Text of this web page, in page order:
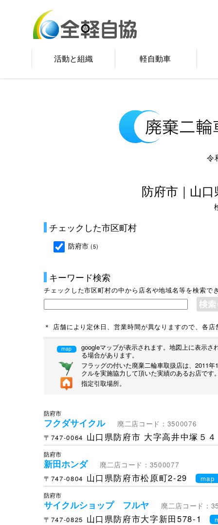
活動と組織 軽自動車
令
防府市｜山
チェックした市区町村
防府市 (5)
キーワード検索
チェックした市区町村の中から店名や地域名等を検索で
＊ 店舗により定休日、営業時間が異なりますので、各
map
googleマップが表示されます。地図上に表示
る場合があります。
フラッグの付いた廃棄二輪車取扱店は、2011
クルを実施協力して頂いた実績のあるお店です
指定引取場所。
防府市
フクダサイクル
廃二店コード：3500076
〒747-0064 山口県防府市 大字高井中塚５
防府市
新田ホンダ
廃二店コード：3500077
〒747-0804 山口県防府市松原町2-29 map
防府市
サイクルショップ フルヤ
廃二店コード：
〒747-0825 山口県防府市大字新田578-1